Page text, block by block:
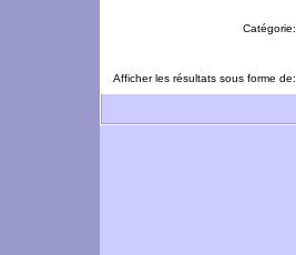
Catégorie:
Afficher les résultats sous forme de: